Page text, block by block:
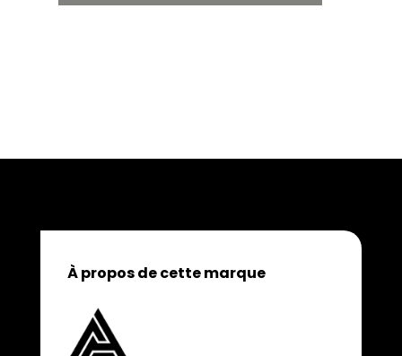
À propos de cette marque